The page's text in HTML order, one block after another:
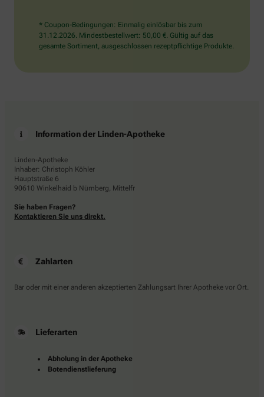
* Coupon-Bedingungen: Einmalig einlösbar bis zum
31.12.2026. Mindestbestellwert: 50,00 €. Gültig auf das
gesamte Sortiment, ausgeschlossen rezeptpflichtige Produkte.
Information der Linden-Apotheke
Linden-Apotheke
Inhaber: Christoph Köhler
Hauptstraße 6
90610 Winkelhaid b Nürnberg, Mittelfr
Sie haben Fragen?
Kontaktieren Sie uns direkt.
Zahlarten
Bar oder mit einer anderen akzeptierten Zahlungsart Ihrer Apotheke vor Ort.
Lieferarten
Abholung in der Apotheke
Botendienstlieferung